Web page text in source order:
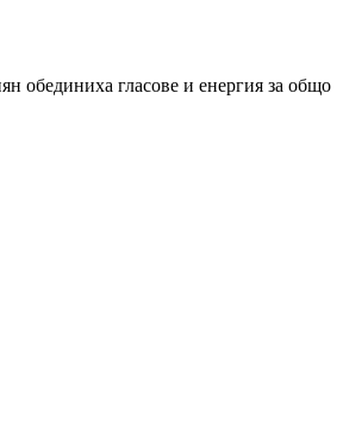
обединиха гласове и енергия за общо